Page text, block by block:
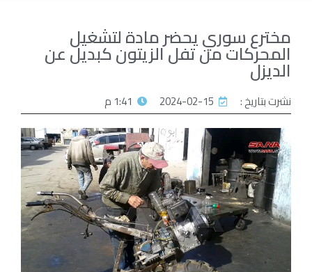
مخترع سوري يحضر مادة لتشغيل
المحركات من تفل الزيتون كبديل عن
الديزل
نشرت بتاريخ : 2024-02-15 1:41 م